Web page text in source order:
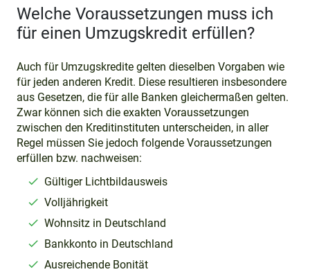
Welche Voraussetzungen muss ich
für einen Umzugskredit erfüllen?
Auch für Umzugskredite gelten dieselben Vorgaben wie
für jeden anderen Kredit. Diese resultieren insbesondere
aus Gesetzen, die für alle Banken gleichermaßen gelten.
Zwar können sich die exakten Voraussetzungen
zwischen den Kreditinstituten unterscheiden, in aller
Regel müssen Sie jedoch folgende Voraussetzungen
erfüllen bzw. nachweisen:
Gültiger Lichtbildausweis
Volljährigkeit
Wohnsitz in Deutschland
Bankkonto in Deutschland
Ausreichende Bonität